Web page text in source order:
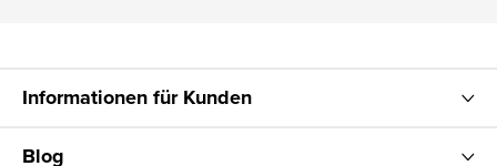
Informationen für Kunden
Blog